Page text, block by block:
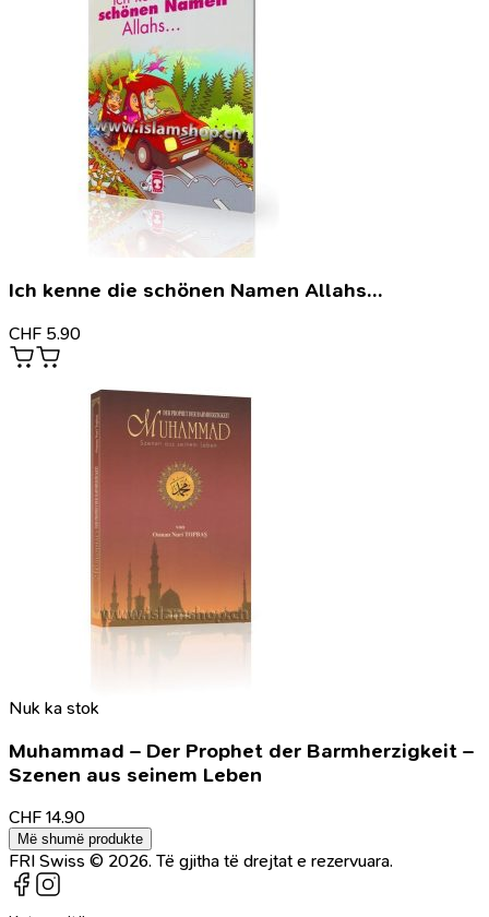
Ich kenne die schönen Namen Allahs…
CHF 5.90
Nuk ka stok
Muhammad – Der Prophet der Barmherzigkeit –
Szenen aus seinem Leben
CHF 14.90
Më shumë produkte
FRI Swiss © 2026. Të gjitha të drejtat e rezervuara.